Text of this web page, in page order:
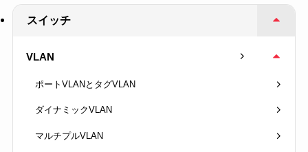
スイッチ
VLAN
ポートVLANとタグVLAN
ダイナミックVLAN
マルチプルVLAN